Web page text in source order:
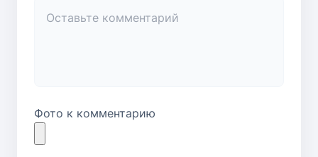
Фото к комментарию